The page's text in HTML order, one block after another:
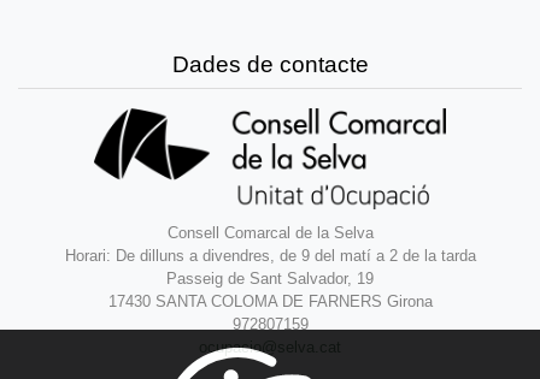
Dades de contacte
Consell Comarcal de la Selva
Horari: De dilluns a divendres, de 9 del matí a 2 de la tarda
Passeig de Sant Salvador, 19
17430 SANTA COLOMA DE FARNERS Girona
972807159
ocupacio@selva.cat